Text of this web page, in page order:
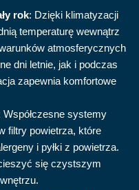
rok: Dzięki klimatyzacji
temperaturę wewnątrz
atmosferycznych
dni letnie, jak i podczas
zapewnia komfortowe
Współczesne systemy
filtry powietrza, które
i pyłki z powietrza.
się czystszym